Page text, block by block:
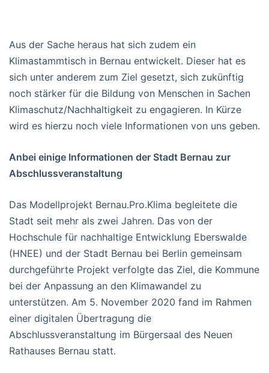
Aus der Sache heraus hat sich zudem ein
Klimastammtisch in Bernau entwickelt. Dieser hat es
sich unter anderem zum Ziel gesetzt, sich zukünftig
noch stärker für die Bildung von Menschen in Sachen
Klimaschutz/Nachhaltigkeit zu engagieren. In Kürze
wird es hierzu noch viele Informationen von uns geben.
Anbei einige Informationen der Stadt Bernau zur
Abschlussveranstaltung
Das Modellprojekt Bernau.Pro.Klima begleitete die
Stadt seit mehr als zwei Jahren. Das von der
Hochschule für nachhaltige Entwicklung Eberswalde
(HNEE) und der Stadt Bernau bei Berlin gemeinsam
durchgeführte Projekt verfolgte das Ziel, die Kommune
bei der Anpassung an den Klimawandel zu
unterstützen. Am 5. November 2020 fand im Rahmen
einer digitalen Übertragung die
Abschlussveranstaltung im Bürgersaal des Neuen
Rathauses Bernau statt.